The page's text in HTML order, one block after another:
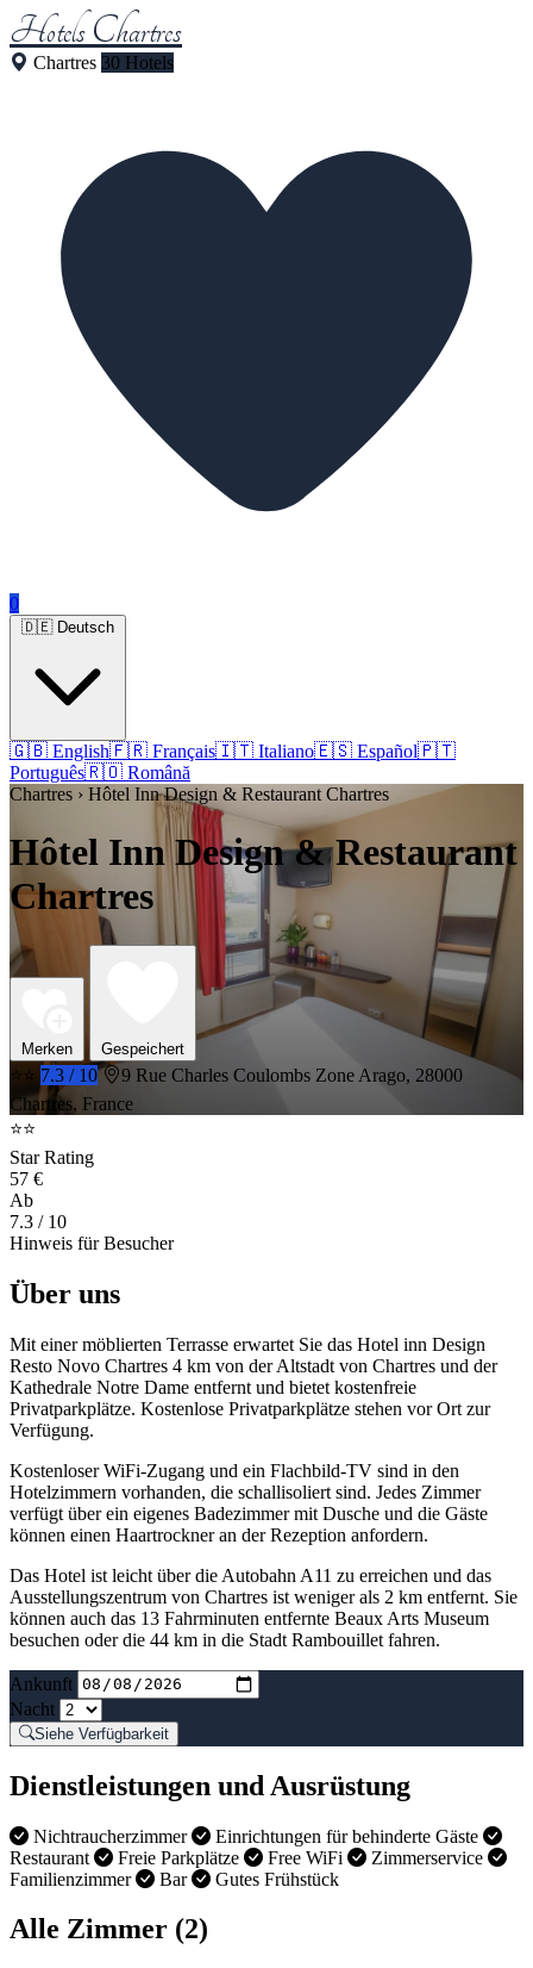
Hotels Chartres
Chartres 30 Hotels
0
🇬🇧 English🇫🇷 Français🇮🇹 Italiano🇪🇸 Español🇵🇹
Português🇷🇴 Română
Chartres › Hôtel Inn Design & Restaurant Chartres
Hôtel Inn Design & Restaurant
Chartres
Merken Gespeichert
⭐⭐ 7.3 / 10
9 Rue Charles Coulombs Zone Arago, 28000
Chartres, France
⭐⭐
Star Rating
57 €
Ab
7.3 / 10
Hinweis für Besucher
Über uns
Mit einer möblierten Terrasse erwartet Sie das Hotel inn Design
Resto Novo Chartres 4 km von der Altstadt von Chartres und der
Kathedrale Notre Dame entfernt und bietet kostenfreie
Privatparkplätze. Kostenlose Privatparkplätze stehen vor Ort zur
Verfügung.
Kostenloser WiFi-Zugang und ein Flachbild-TV sind in den
Hotelzimmern vorhanden, die schallisoliert sind. Jedes Zimmer
verfügt über ein eigenes Badezimmer mit Dusche und die Gäste
können einen Haartrockner an der Rezeption anfordern.
Das Hotel ist leicht über die Autobahn A11 zu erreichen und das
Ausstellungszentrum von Chartres ist weniger als 2 km entfernt. Sie
können auch das 13 Fahrminuten entfernte Beaux Arts Museum
besuchen oder die 44 km in die Stadt Rambouillet fahren.
Ankunft
Nacht
Siehe Verfügbarkeit
Dienstleistungen und Ausrüstung
Nichtraucherzimmer
Einrichtungen für behinderte Gäste
Restaurant
Freie Parkplätze Free WiFi
Zimmerservice
Familienzimmer
Bar Gutes Frühstück
Alle Zimmer (2)